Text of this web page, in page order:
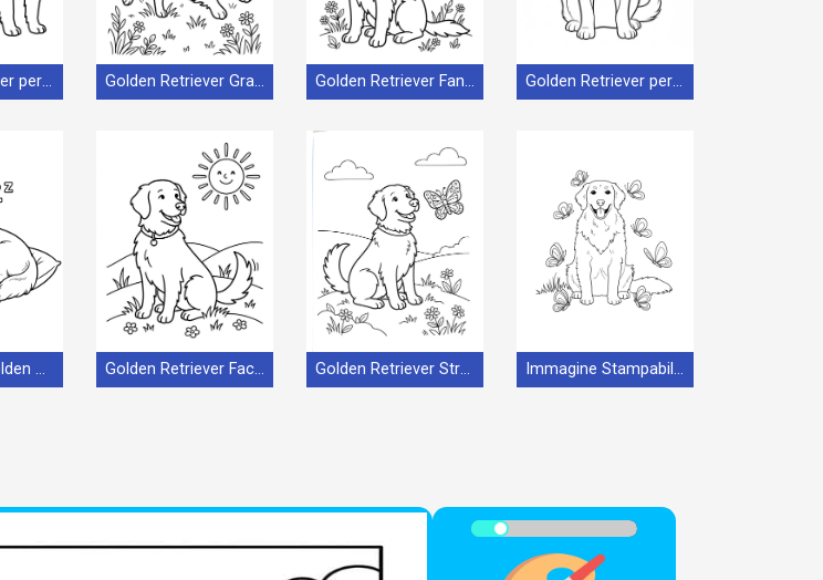
Golden Retriever per Bimbi di 2 Anni Golden Retriever Gratis Stampabile Golden Retriever Fantastico Golden Retriever per Bimbi di 6 Anni
Stampabile Golden Retriever Omaggio Golden Retriever Facile Golden Retriever Straordinario Immagine Stampabile Golden Retriever